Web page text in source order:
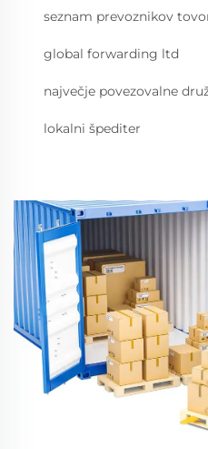
seznam prevoznikov
global forwarding ltd
največje povezovalne
lokalni špediter